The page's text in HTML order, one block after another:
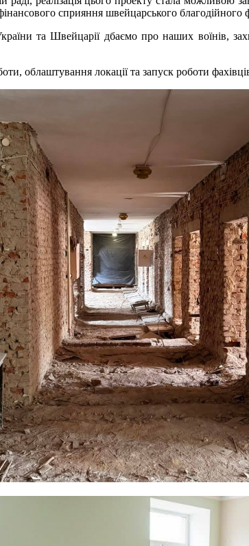
сприяння швейцарського
та Швейцарії дбаємо про наших воїнів,
облаштування локації та запуск роботи